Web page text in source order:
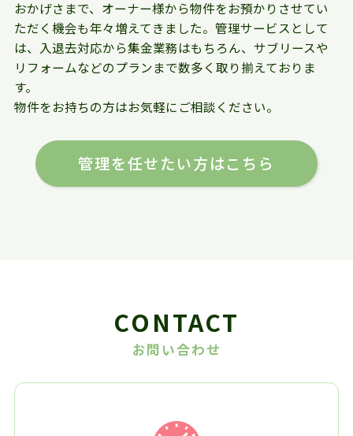
おかげさまで、オーナー様から物件をお預かりさせてい
ただく機会も年々増えてきました。管理サービスとして
は、入退去対応から集金業務はもちろん、サブリースや
リフォームなどのプランまで数多く取り揃えておりま
す。
物件をお持ちの方はお気軽にご相談ください。
管理を任せたい方はこちら
CONTACT
お問い合わせ